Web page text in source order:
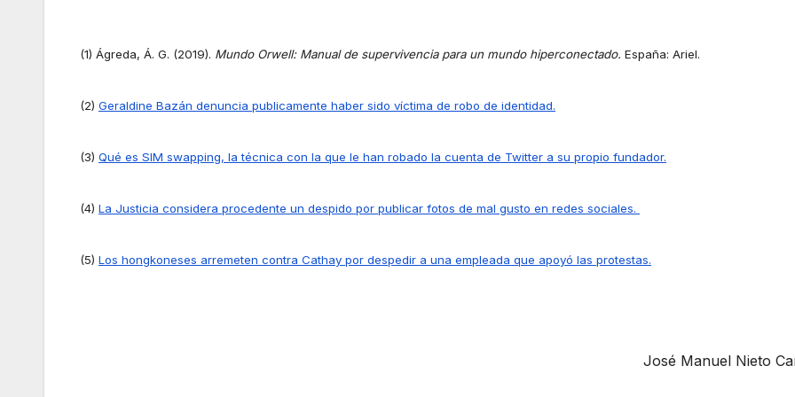
(1) Ágreda, Á. G. (2019). Mundo Orwell: Manual de supervivencia para un mundo hiperconectado. España: Ariel.
(2) Geraldine Bazán denuncia publicamente haber sido víctima de robo de identidad.
(3) Qué es SIM swapping, la técnica con la que le han robado la cuenta de Twitter a su propio fundador.
(4) La Justicia considera procedente un despido por publicar fotos de mal gusto en redes sociales.
(5) Los hongkoneses arremeten contra Cathay por despedir a una empleada que apoyó las protestas.
José Manuel Nieto